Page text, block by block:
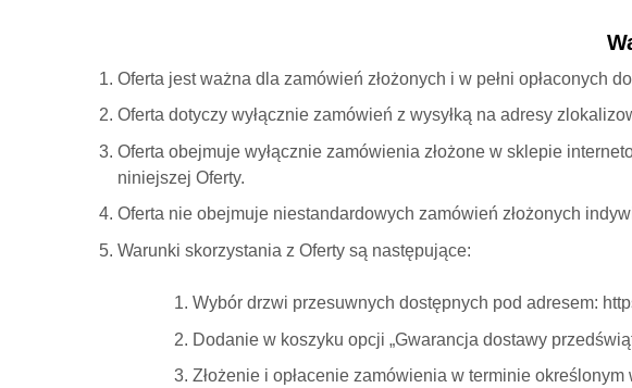
Oferta jest ważna dla zamówień złożonych i w pełni opłaconych
Oferta dotyczy wyłącznie zamówień z wysyłką na adresy
Oferta obejmuje wyłącznie zamówienia złożone w sklepie
niniejszej Oferty.
Oferta nie obejmuje niestandardowych zamówień złożonych
Warunki skorzystania z Oferty są następujące:
Wybór drzwi przesuwnych dostępnych pod adresem:
Dodanie w koszyku opcji „Gwarancja dostawy
Złożenie i opłacenie zamówienia w terminie